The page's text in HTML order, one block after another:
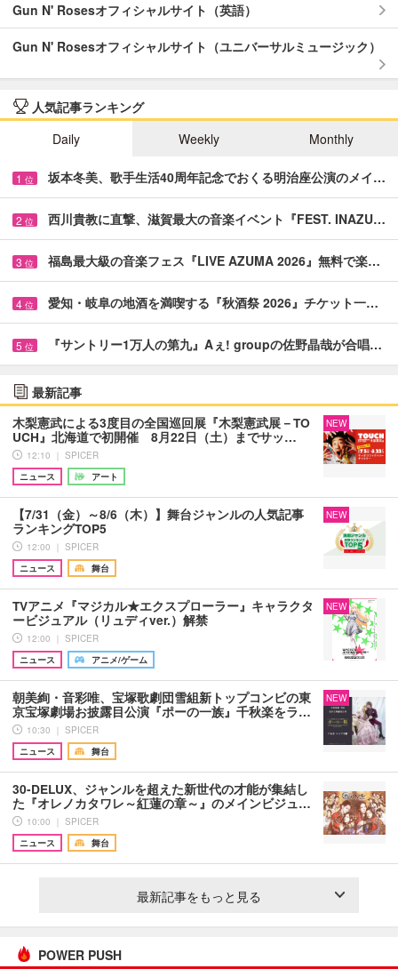
Gun N' Rosesオフィシャルサイト（英語）
Gun N' Rosesオフィシャルサイト（ユニバーサルミュージック）
人気記事ランキング
Daily
Weekly Monthly
1 位 坂本冬美、歌手生活40周年記念でおくる明治座公演のメイ…
2 位 西川貴教に直撃、滋賀最大の音楽イベント『FEST. INAZU…
3 位 福島最大級の音楽フェス『LIVE AZUMA 2026』無料で楽…
4 位 愛知・岐阜の地酒を満喫する『秋酒祭 2026』チケット一…
5 位 『サントリー1万人の第九』Aぇ! groupの佐野晶哉が合唱…
最新記事
木梨憲武による3度目の全国巡回展『木梨憲武展－TO
UCH』北海道で初開催 8月22日（土）までサッ…
12:10 ｜ SPICER
ニュース
アート
NEW
【7/31（金）～8/6（木）】舞台ジャンルの人気記事
ランキングTOP5
12:00 ｜ SPICER
ニュース
舞台
NEW
TVアニメ『マジカル★エクスプローラー』キャラクタ
ービジュアル（リュディver.）解禁
12:00 ｜ SPICER
ニュース
アニメ/ゲーム
NEW
朝美絢・音彩唯、宝塚歌劇団雪組新トップコンビの東
京宝塚劇場お披露目公演『ポーの一族』千秋楽をラ…
10:30 ｜ SPICER
ニュース
舞台
NEW
30-DELUX、ジャンルを超えた新世代の才能が集結し
た『オレノカタワレ～紅蓮の章～』のメインビジュ…
10:00 ｜ SPICER
ニュース
舞台
最新記事をもっと見る
POWER PUSH